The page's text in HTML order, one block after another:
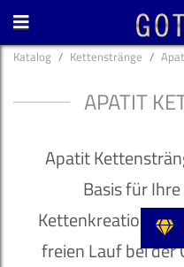
Katalog Kettenstränge
APATIT
Apatit
Basis für
Kettenkreationen.
freien Lauf bei